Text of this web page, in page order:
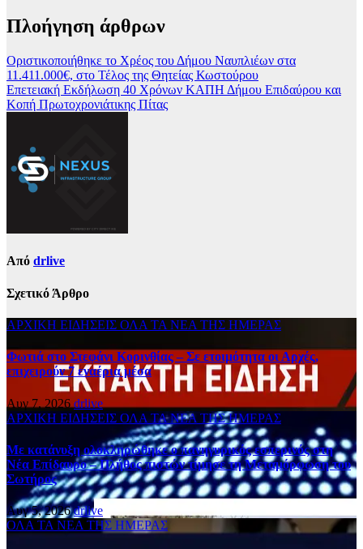
Πλοήγηση άρθρων
Οριστικοποιήθηκε το Χρέος του Δήμου Ναυπλιέων στα
11.411.000€, στο Τέλος της Θητείας Κωστούρου
Επετειακή Εκδήλωση 40 Χρόνων ΚΑΠΗ Δήμου Επιδαύρου και
Κοπή Πρωτοχρονιάτικης Πίτας
Από drlive
Σχετικό Άρθρο
ΑΡΧΙΚΗ ΕΙΔΗΣΕΙΣ ΟΛΑ ΤΑ ΝΕΑ ΤΗΣ ΗΜΕΡΑΣ
Φωτιά στο Στεφάνι Κορινθίας – Σε ετοιμότητα οι Αρχές,
επιχειρούν 7 εναέρια μέσα
Αυγ 7, 2026drlive
ΑΡΧΙΚΗ ΕΙΔΗΣΕΙΣ ΟΛΑ ΤΑ ΝΕΑ ΤΗΣ ΗΜΕΡΑΣ
Με κατάνυξη ολοκληρώθηκε ο πανηγυρικός εσπερινός στη
Νέα Επίδαυρο – Πλήθος πιστών τίμησε τη Μεταμόρφωση του
Σωτήρος
Αυγ 5, 2026drlive
ΟΛΑ ΤΑ ΝΕΑ ΤΗΣ ΗΜΕΡΑΣ